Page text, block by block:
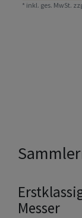
* inkl. ges. MwSt.
Messer